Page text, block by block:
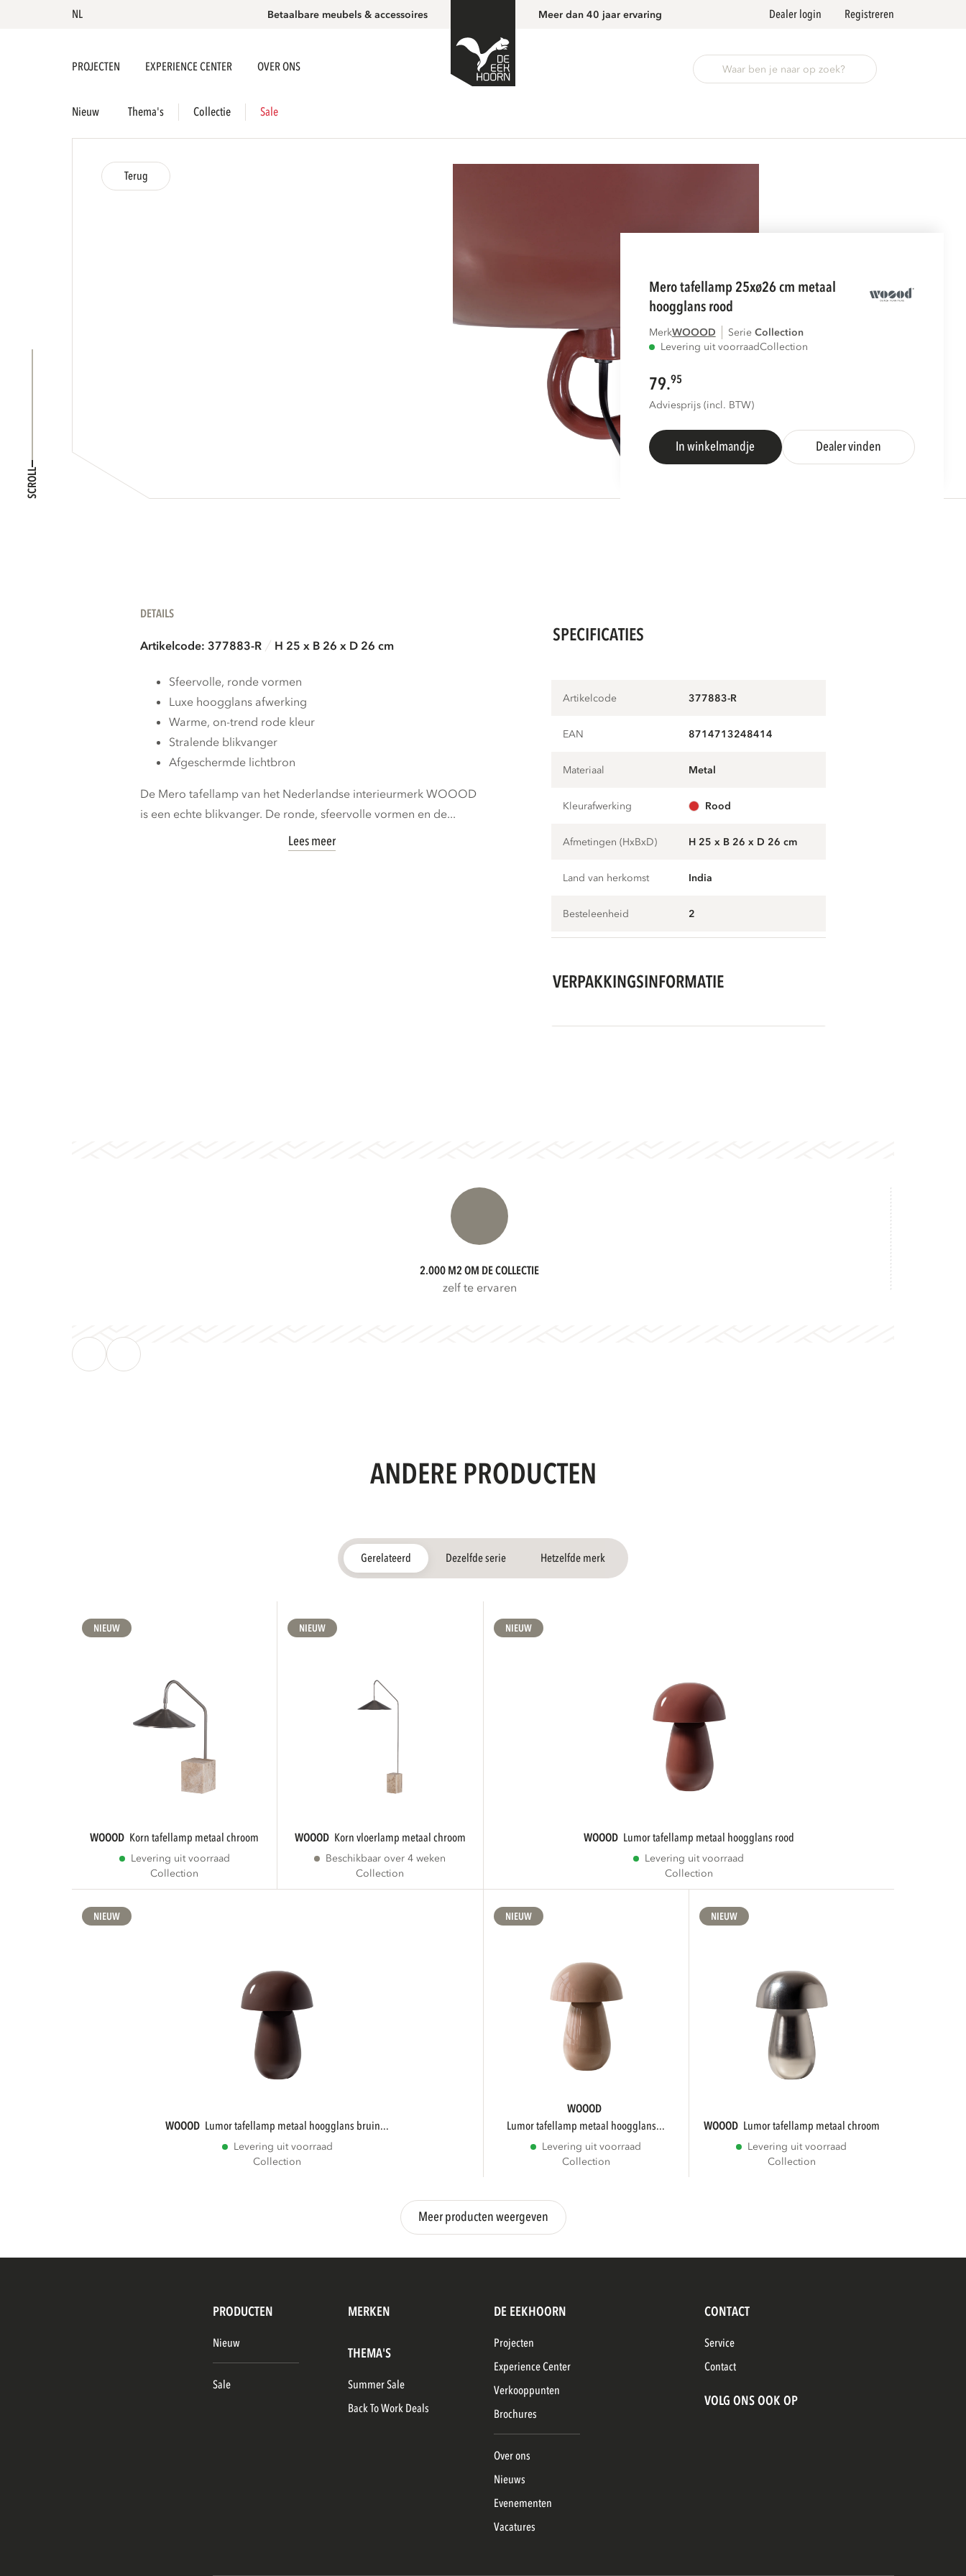
NL Betaalbare meubels & accessoires Meer dan 40 jaar ervaring Dealer login Registreren
PROJECTEN EXPERIENCE CENTER OVER ONS
Nieuw Thema's Collectie Sale
SCROLL
Terug
mero tafellamp 25xø26 cm metaal
hoogglans rood
MerkWOOOD Serie
collection
Levering uit voorraadCollection
79.95
Adviesprijs (incl. BTW)
In winkelmandje Dealer vinden
DETAILS
Artikelcode: 377883-R H 25 x B 26 x D 26 cm
Sfeervolle, ronde vormen
Luxe hoogglans afwerking
Warme, on-trend rode kleur
Stralende blikvanger
Afgeschermde lichtbron
De Mero tafellamp van het Nederlandse interieurmerk WOOOD
is een echte blikvanger. De ronde, sfeervolle vormen en de...
Lees meer
SPECIFICATIES
Artikelcode 377883-R
EAN 8714713248414
Materiaal metal
Kleurafwerking rood
Afmetingen (HxBxD) H 25 x B 26 x D 26 cm
Land van herkomst India
Besteleenheid 2
VERPAKKINGSINFORMATIE
2.000 M2 OM DE COLLECTIE
zelf te ervaren
ANDERE PRODUCTEN
Gerelateerd Dezelfde serie Hetzelfde merk
NIEUW
WOOOD korn tafellamp metaal chroom
Levering uit voorraad
Collection
NIEUW
WOOOD korn vloerlamp metaal chroom
Beschikbaar over 4 weken
Collection
NIEUW
WOOOD lumor tafellamp metaal hoogglans rood
Levering uit voorraad
Collection
NIEUW
WOOOD lumor tafellamp metaal hoogglans bruin...
Levering uit voorraad
Collection
NIEUW
WOOOD
lumor tafellamp metaal hoogglans...
Levering uit voorraad
Collection
NIEUW
WOOOD lumor tafellamp metaal chroom
Levering uit voorraad
Collection
Meer producten weergeven
PRODUCTEN MERKEN
Nieuw
Sale
THEMA'S
Summer Sale
Back To Work Deals
DE EEKHOORN
Projecten
Experience Center
Verkooppunten
Brochures
Over ons
Nieuws
Evenementen
Vacatures
CONTACT
Service
Contact
VOLG ONS OOK OP